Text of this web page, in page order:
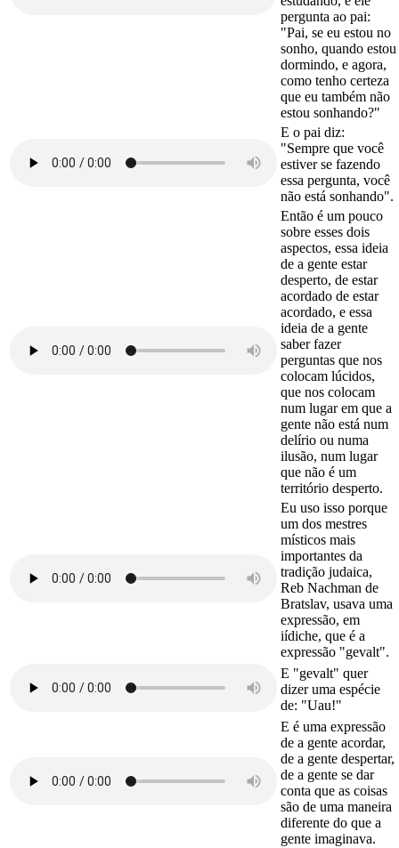
pergunta ao pai:
"Pai, se eu estou no
sonho, quando estou
dormindo, e agora,
como tenho certeza
que eu também não
estou sonhando?"
E o pai diz:
"Sempre que você
estiver se fazendo
essa pergunta, você
não está sonhando".
Então é um pouco
sobre esses dois
aspectos, essa ideia
de a gente estar
desperto, de estar
acordado de estar
acordado, e essa
ideia de a gente
saber fazer
perguntas que nos
colocam lúcidos,
que nos colocam
num lugar em que a
gente não está num
delírio ou numa
ilusão, num lugar
que não é um
território desperto.
Eu uso isso porque
um dos mestres
místicos mais
importantes da
tradição judaica,
Reb Nachman de
Bratslav, usava uma
expressão, em
iídiche, que é a
expressão "gevalt".
E "gevalt" quer
dizer uma espécie
de: "Uau!"
E é uma expressão
de a gente acordar,
de a gente despertar,
de a gente se dar
conta que as coisas
são de uma maneira
diferente do que a
gente imaginava.